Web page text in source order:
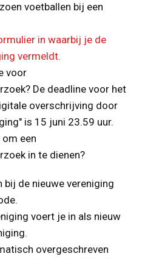
voetballen bij een
in waarbij je de
vermeldt.
voor
De deadline voor het
overschrijving door
is 15 juni 23.59 uur.
een
in te dienen?
bij de nieuwe vereniging
voert je in als nieuw
overgeschreven